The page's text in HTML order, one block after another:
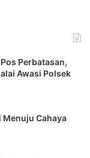
Perbatasan,
Awasi Polsek
Menuju Cahaya